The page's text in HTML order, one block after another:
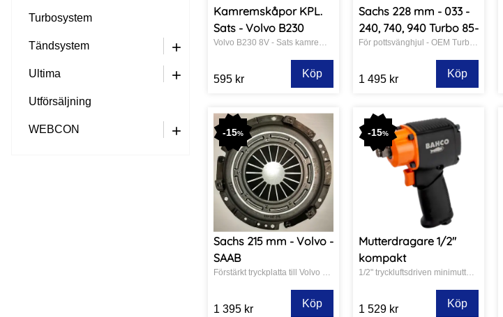
Kamremskåpor KPL.
Sats - Volvo B230
595 kr Köp
Sachs 228 mm - 033 -
240, 740, 940 Turbo 85-
1 495 kr Köp
-15%
Sachs 215 mm - Volvo -
SAAB
1 395 kr Köp
-15%
Mutterdragare 1/2"
kompakt
1 529 kr Köp
Turbosystem
Tändsystem +
Ultima +
Utförsäljning
WEBCON +